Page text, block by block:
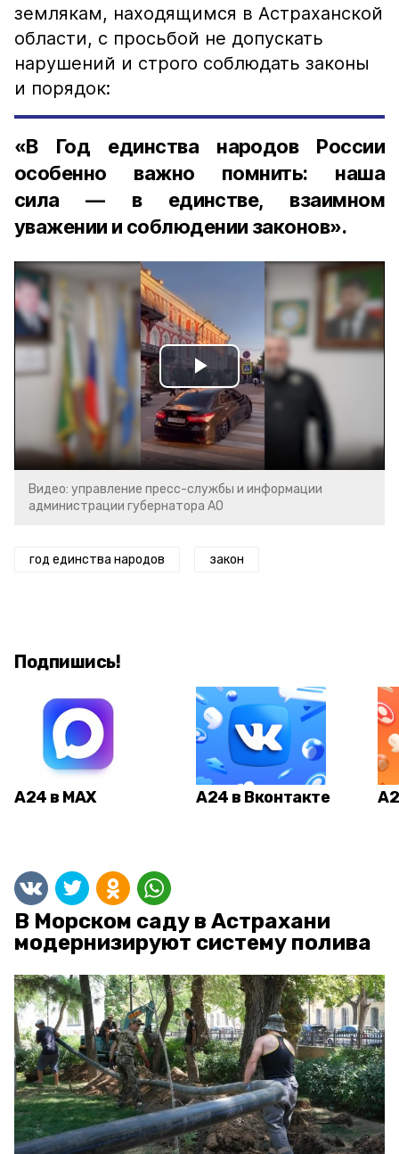
землякам, находящимся в Астраханской
области, с просьбой не допускать
нарушений и строго соблюдать законы
и порядок:
«В Год единства народов России
особенно важно помнить: наша
сила — в единстве, взаимном
уважении и соблюдении законов».
Play
Video
Видео: управление пресс-службы и информации
администрации губернатора АО
год единства народов закон
Подпишись!
А24 в MAX А24 в Вконтакте
В Морском саду в Астрахани
модернизируют систему полива